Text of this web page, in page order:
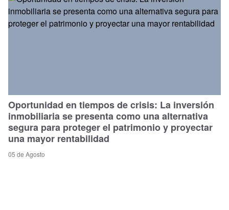
Oportunidad en tiempos de crisis: La inversión
inmobiliaria se presenta como una alternativa
segura para proteger el patrimonio y proyectar
una mayor rentabilidad
05 de Agosto